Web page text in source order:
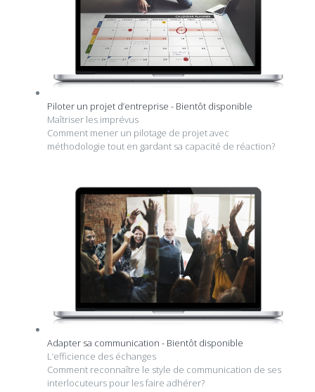
Piloter un projet d’entreprise - Bientôt disponible
Maîtriser les imprévus
Comment mener un pilotage de projet avec
méthodologie tout en gardant sa capacité de réaction?
Adapter sa communication - Bientôt disponible
L’efficience des échanges
Comment reconnaître le style de communication de ses
interlocuteurs pour les faire adhérer?